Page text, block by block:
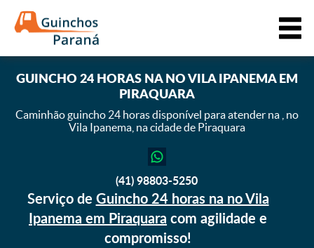
GUINCHO 24 HORAS NA NO VILA IPANEMA EM
PIRAQUARA
Caminhão guincho 24 horas disponível para atender na , no
Vila Ipanema, na cidade de Piraquara
(41) 98803-5250
Serviço de Guincho 24 horas na no Vila
Ipanema em Piraquara com agilidade e
compromisso!